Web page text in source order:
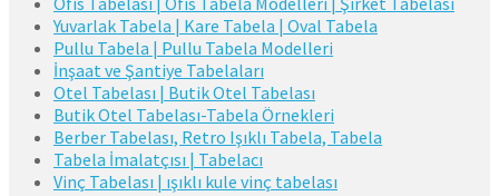
Yuvarlak Tabela | Kare Tabela | Oval Tabela
Pullu Tabela | Pullu Tabela Modelleri
İnşaat ve Şantiye Tabelaları
Otel Tabelası | Butik Otel Tabelası
Butik Otel Tabelası-Tabela Örnekleri
Berber Tabelası, Retro Işıklı Tabela, Tabela
Tabela İmalatçısı | Tabelacı
Vinç Tabelası | ışıklı kule vinç tabelası